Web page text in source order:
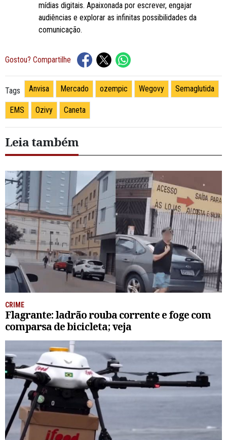
mídias digitais. Apaixonada por escrever, engajar
audiências e explorar as infinitas possibilidades da
comunicação.
Gostou? Compartilhe
Tags Anvisa Mercado ozempic Wegovy Semaglutida
EMS Ozivy Caneta
Leia também
CRIME
Flagrante: ladrão rouba corrente e foge com
comparsa de bicicleta; veja